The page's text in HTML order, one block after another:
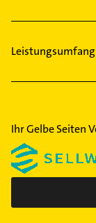
Leistungsumfang
Ihr Gelbe Seiten